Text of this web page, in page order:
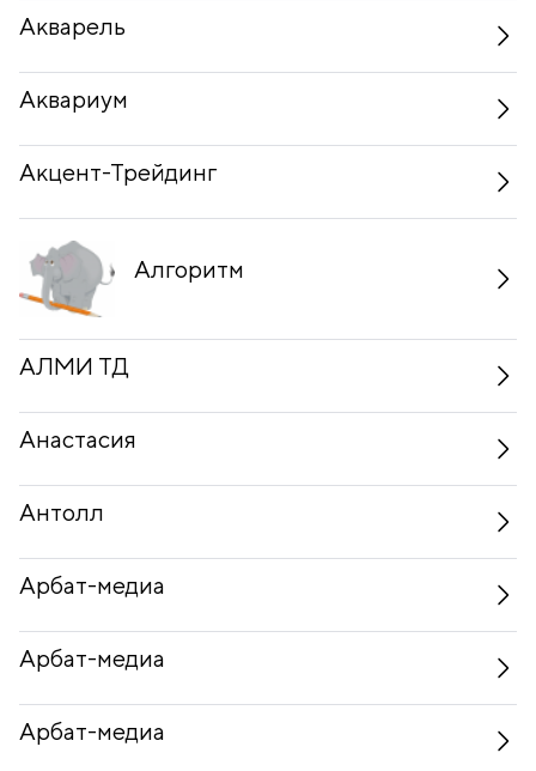
Акварель
Аквариум
Акцент-Трейдинг
Алгоритм
АЛМИ ТД
Анастасия
Антолл
Арбат-медиа
Арбат-медиа
Арбат-медиа